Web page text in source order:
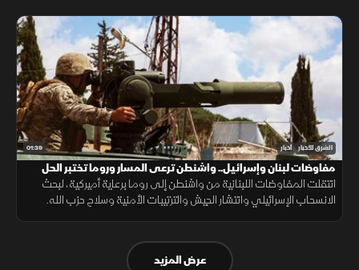
01:39 الشرق للأخبار أخبار
مفاوضات لبنان وإسرائيل.. واشنطن ترعى المسار وروما تختبر الحل
انتقلت المفاوضات اللبنانية من واشنطن إلى روما برعاية أميركية، لبحث
الانسحاب الإسرائيلي وانتشار الجيش والترتيبات الأمنية وسلاح حزب الله.
عرض المزيد